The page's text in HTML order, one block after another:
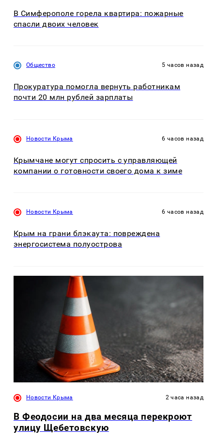
В Симферополе горела квартира: пожарные
спасли двоих человек
Общество 5 часов назад
Прокуратура помогла вернуть работникам
почти 20 млн рублей зарплаты
Новости Крыма 6 часов назад
Крымчане могут спросить с управляющей
компании о готовности своего дома к зиме
Новости Крыма 6 часов назад
Крым на грани блэкаута: повреждена
энергосистема полуострова
Новости Крыма 2 часа назад
В Феодосии на два месяца перекроют
улицу Щебетовскую